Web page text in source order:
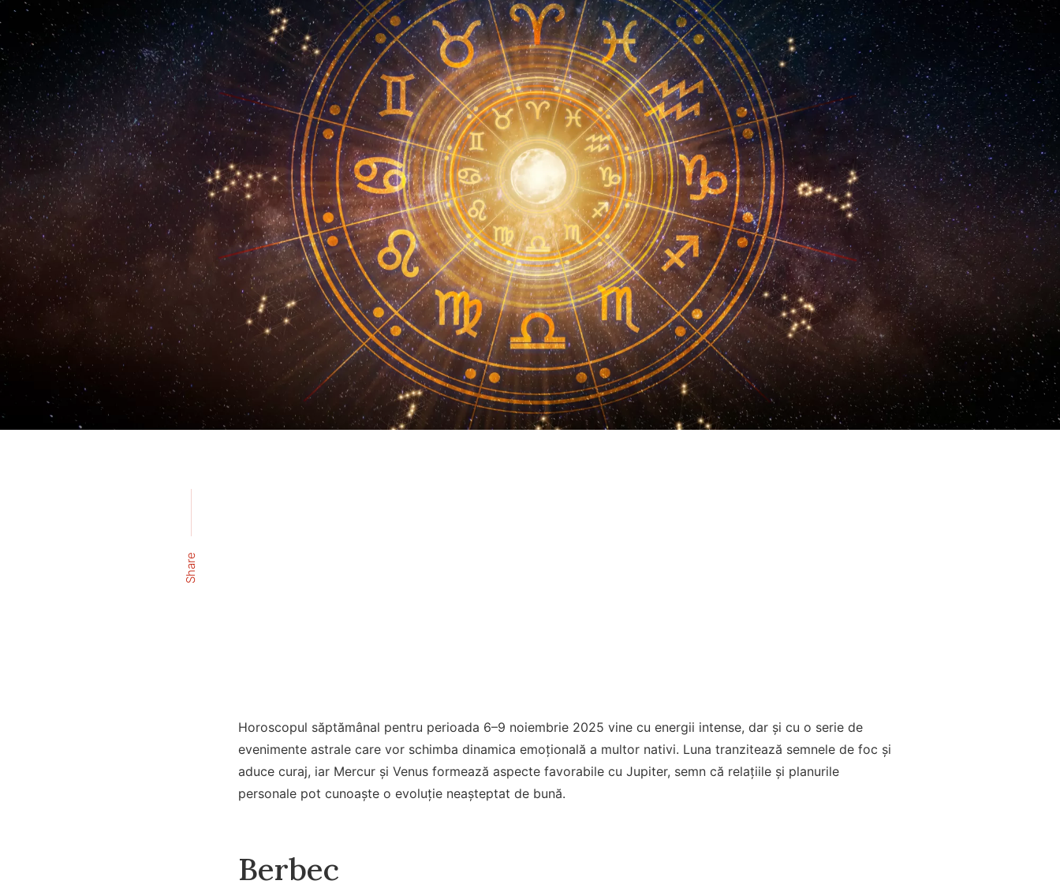
Share
Horoscopul săptămânal pentru perioada 6–9 noiembrie 2025 vine cu energii intense, dar și cu o serie de
evenimente astrale care vor schimba dinamica emoțională a multor nativi. Luna tranzitează semnele de foc și
aduce curaj, iar Mercur și Venus formează aspecte favorabile cu Jupiter, semn că relațiile și planurile
personale pot cunoaște o evoluție neașteptat de bună.
Berbec